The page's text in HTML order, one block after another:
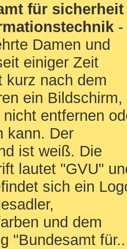
für
-
Damen und
einiger Zeit
kurz nach dem
ein Bildschirm,
entfernen
kann. Der
ist weiß. Die
lautet "GVU"
sich ein
und dem
"Bundesamt